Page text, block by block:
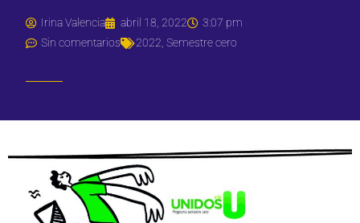
Irina Valencia abril 18, 2022
3:07 pm
Sin comentarios
2022,Semestre cero